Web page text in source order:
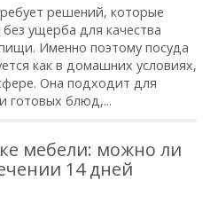
решений, которые
ущерба для качества
Именно поэтому посуда
как в домашних условиях,
Она подходит для
готовых блюд,...
мебели: можно ли
14 дней